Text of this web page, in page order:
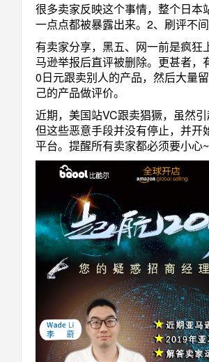
很多卖家反映这个事情，整个日本
一点点都被暴露出来。2、刷评不
有卖家分享，黑五、网一前是疯狂
马逊举报后直评被删除。更甚者，
0日元跟卖别人的产品，然后大量
己的产品做评价。
近期，美国站VC跟卖猖獗，虽然引
但这些恶意手段并没有停止，并开
平台。提醒所有卖家都必须要小心~